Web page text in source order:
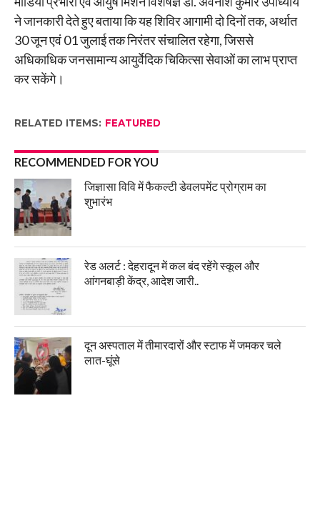
ने जानकारी देते हुए बताया कि यह शिविर आगामी दो दिनों तक, अर्थात
30 जून एवं 01 जुलाई तक निरंतर संचालित रहेगा, जिससे
अधिकाधिक जनसामान्य आयुर्वेदिक चिकित्सा सेवाओं का लाभ प्राप्त
कर सकेंगे।
RELATED ITEMS: FEATURED
RECOMMENDED FOR YOU
जिज्ञासा विवि में फैकल्टी डेवलपमेंट प्रोग्राम का
शुभारंभ
रेड अलर्ट : देहरादून में कल बंद रहेंगे स्कूल और
आंगनबाड़ी केंद्र, आदेश जारी..
दून अस्पताल में तीमारदारों और स्टाफ में जमकर चले
लात-घूंसे